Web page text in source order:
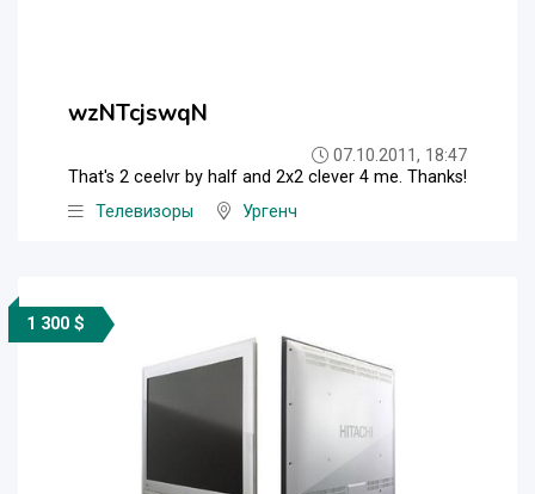
wzNTcjswqN
07.10.2011, 18:47
That's 2 ceelvr by half and 2x2 clever 4 me. Thanks!
Телевизоры
Ургенч
1 300 $